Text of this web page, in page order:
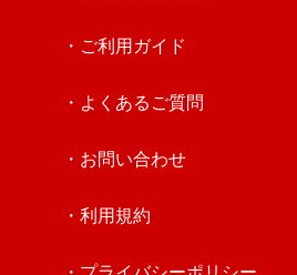
・ご利用ガイド
・よくあるご質問
・お問い合わせ
・利用規約